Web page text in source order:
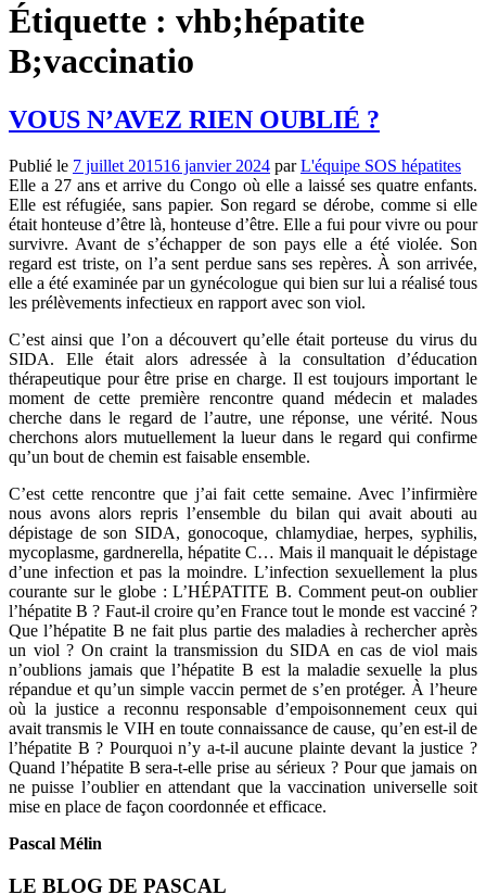
Étiquette : vhb;hépatite
B;vaccinatio
VOUS N’AVEZ RIEN OUBLIÉ ?
Publié le 7 juillet 201516 janvier 2024 parL'équipe SOS hépatites
Elle a 27 ans et arrive du Congo où elle a laissé ses quatre enfants.
Elle est réfugiée, sans papier. Son regard se dérobe, comme si elle
était honteuse d’être là, honteuse d’être. Elle a fui pour vivre ou pour
survivre. Avant de s’échapper de son pays elle a été violée. Son
regard est triste, on l’a sent perdue sans ses repères. À son arrivée,
elle a été examinée par un gynécologue qui bien sur lui a réalisé tous
les prélèvements infectieux en rapport avec son viol.
C’est ainsi que l’on a découvert qu’elle était porteuse du virus du
SIDA. Elle était alors adressée à la consultation d’éducation
thérapeutique pour être prise en charge. Il est toujours important le
moment de cette première rencontre quand médecin et malades
cherche dans le regard de l’autre, une réponse, une vérité. Nous
cherchons alors mutuellement la lueur dans le regard qui confirme
qu’un bout de chemin est faisable ensemble.
C’est cette rencontre que j’ai fait cette semaine. Avec l’infirmière
nous avons alors repris l’ensemble du bilan qui avait abouti au
dépistage de son SIDA, gonocoque, chlamydiae, herpes, syphilis,
mycoplasme, gardnerella, hépatite C… Mais il manquait le dépistage
d’une infection et pas la moindre. L’infection sexuellement la plus
courante sur le globe : L’HÉPATITE B. Comment peut-on oublier
l’hépatite B ? Faut-il croire qu’en France tout le monde est vacciné ?
Que l’hépatite B ne fait plus partie des maladies à rechercher après
un viol ? On craint la transmission du SIDA en cas de viol mais
n’oublions jamais que l’hépatite B est la maladie sexuelle la plus
répandue et qu’un simple vaccin permet de s’en protéger. À l’heure
où la justice a reconnu responsable d’empoisonnement ceux qui
avait transmis le VIH en toute connaissance de cause, qu’en est-il de
l’hépatite B ? Pourquoi n’y a-t-il aucune plainte devant la justice ?
Quand l’hépatite B sera-t-elle prise au sérieux ? Pour que jamais on
ne puisse l’oublier en attendant que la vaccination universelle soit
mise en place de façon coordonnée et efficace.
Pascal Mélin
LE BLOG DE PASCAL